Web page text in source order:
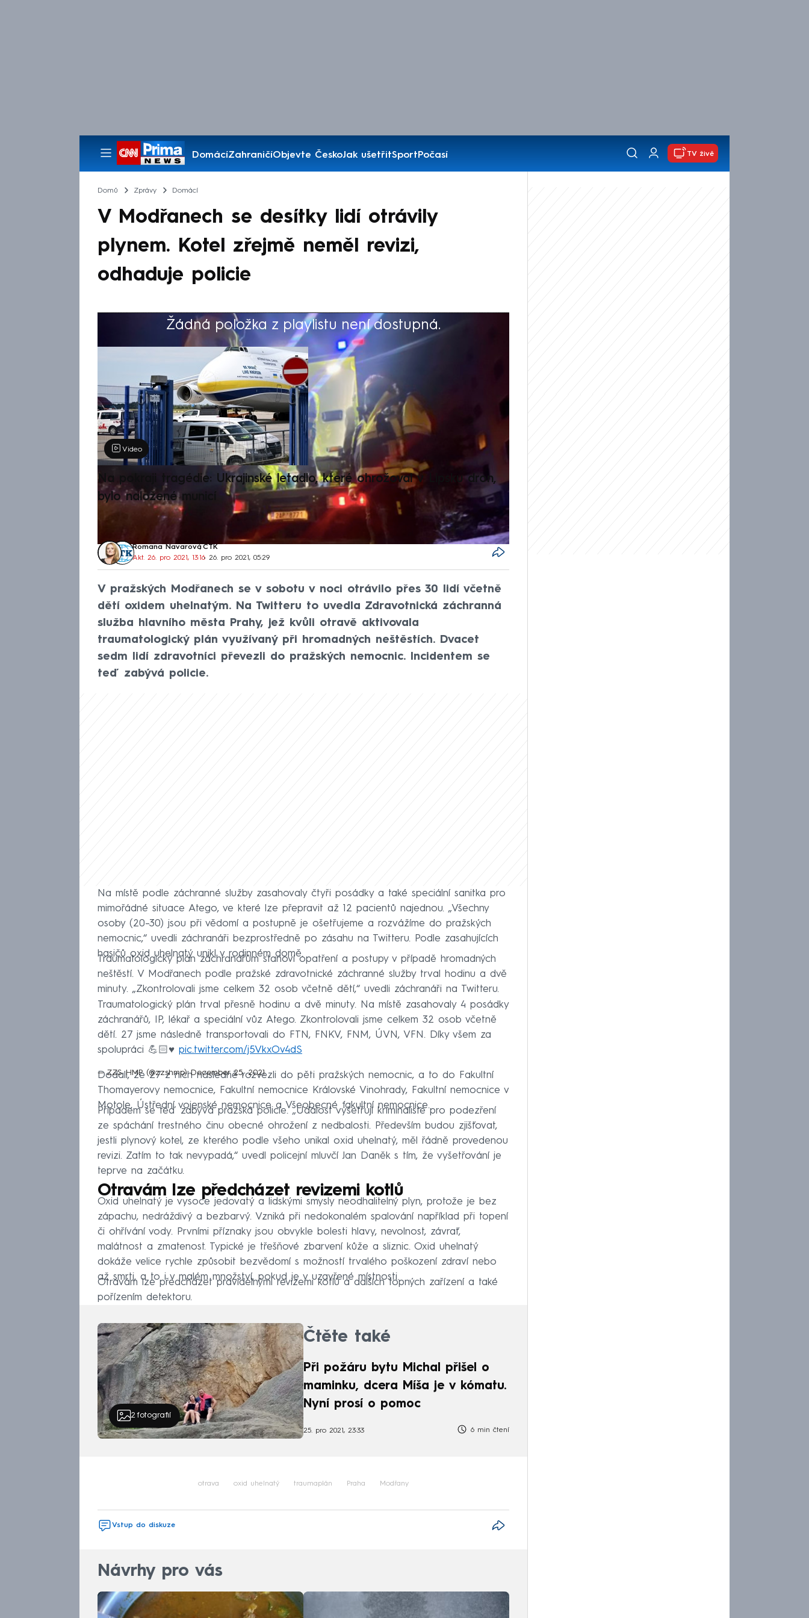
DomácíZahraničíObjevte ČeskoJak ušetřitSportPočasí
Pořady
TV živě
Domů Zprávy Domácí
V Modřanech se desítky lidí otrávily
plynem. Kotel zřejmě neměl revizi,
odhaduje policie
Žádná položka z playlistu není dostupná.
Výběr redakce
Video
Na pokraji tragédie: Ukrajinské letadlo, které ohrožoval v Lipsku dron,
bylo naložené municí
Romana Navarová, ČTK
Akt. 26. pro 2021, 13:16• 26. pro 2021, 05:29
V pražských Modřanech se v sobotu v noci otrávilo přes 30 lidí včetně
dětí oxidem uhelnatým. Na Twitteru to uvedla Zdravotnická záchranná
služba hlavního města Prahy, jež kvůli otravě aktivovala
traumatologický plán využívaný při hromadných neštěstích. Dvacet
sedm lidí zdravotníci převezli do pražských nemocnic. Incidentem se
teď zabývá policie.
Na místě podle záchranné služby zasahovaly čtyři posádky a také speciální sanitka pro
mimořádné situace Atego, ve které lze přepravit až 12 pacientů najednou. „Všechny
osoby (20–30) jsou při vědomí a postupně je ošetřujeme a rozvážíme do pražských
nemocnic,“ uvedli záchranáři bezprostředně po zásahu na Twitteru. Podle zasahujících
hasičů oxid uhelnatý unikl v rodinném domě.
Traumatologický plán záchranářům stanoví opatření a postupy v případě hromadných
neštěstí. V Modřanech podle pražské zdravotnické záchranné služby trval hodinu a dvě
minuty. „Zkontrolovali jsme celkem 32 osob včetně dětí,“ uvedli záchranáři na Twitteru.
Traumatologický plán trval přesně hodinu a dvě minuty. Na místě zasahovaly 4 posádky
záchranářů, IP, lékař a speciální vůz Atego. Zkontrolovali jsme celkem 32 osob včetně
dětí. 27 jsme následně transportovali do FTN, FNKV, FNM, ÚVN, VFN. Díky všem za
spolupráci 💪🏻♥️ pic.twitter.com/j5VkxOv4dS
— ZZS HMP (@zzshmp)December 25, 2021
Dodali, že 27 z nich následně rozvezli do pěti pražských nemocnic, a to do Fakultní
Thomayerovy nemocnice, Fakultní nemocnice Královské Vinohrady, Fakultní nemocnice v
Motole, Ústřední vojenské nemocnice a Všeobecné fakultní nemocnice.
Případem se teď zabývá pražská policie. „Událost vyšetřují kriminalisté pro podezření
ze spáchání trestného činu obecné ohrožení z nedbalosti. Především budou zjišťovat,
jestli plynový kotel, ze kterého podle všeho unikal oxid uhelnatý, měl řádně provedenou
revizi. Zatím to tak nevypadá,“ uvedl policejní mluvčí Jan Daněk s tím, že vyšetřování je
teprve na začátku.
Otravám lze předcházet revizemi kotlů
Oxid uhelnatý je vysoce jedovatý a lidskými smysly neodhalitelný plyn, protože je bez
zápachu, nedráždivý a bezbarvý. Vzniká při nedokonalém spalování například při topení
či ohřívání vody. Prvními příznaky jsou obvykle bolesti hlavy, nevolnost, závrať,
malátnost a zmatenost. Typické je třešňové zbarvení kůže a sliznic. Oxid uhelnatý
dokáže velice rychle způsobit bezvědomí s možností trvalého poškození zdraví nebo
až smrti, a to i v malém množství, pokud je v uzavřené místnosti.
Otravám lze předcházet pravidelnými revizemi kotlů a dalších topných zařízení a také
pořízením detektoru.
2fotografií
Čtěte také
Při požáru bytu Michal přišel o
maminku, dcera Míša je v kómatu.
Nyní prosí o pomoc
25. pro 2021, 23:33 6 min čtení
otrava oxid uhelnatý traumaplán Praha Modřany
Vstup do diskuze
Návrhy pro vás